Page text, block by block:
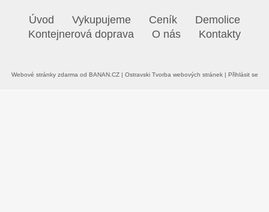
Úvod Vykupujeme Ceník
Demolice
Kontejnerová doprava
O nás Kontakty
Webové stránky zdarma od BANAN.CZ| Ostravski Tvorba webových stránek | Přihlásit se